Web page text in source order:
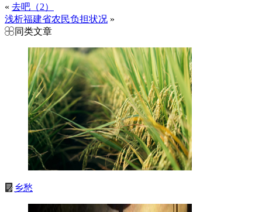
« 去吧（2）
浅析福建省农民负担状况 »
同类文章
乡愁